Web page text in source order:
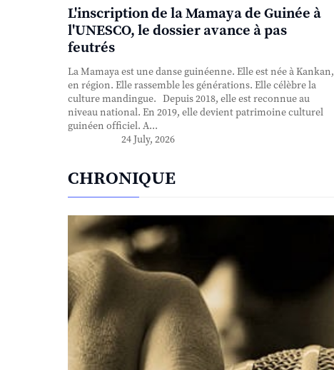
L'inscription de la Mamaya de Guinée à
l'UNESCO, le dossier avance à pas
feutrés
La Mamaya est une danse guinéenne. Elle est née à Kankan,
en région. Elle rassemble les générations. Elle célèbre la
culture mandingue. Depuis 2018, elle est reconnue au
niveau national. En 2019, elle devient patrimoine culturel
guinéen officiel. A...
24 July, 2026
CHRONIQUE